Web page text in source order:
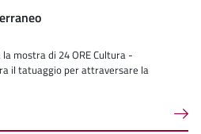
mostra di 24 ORE Cultura -
il tatuaggio per attraversare la